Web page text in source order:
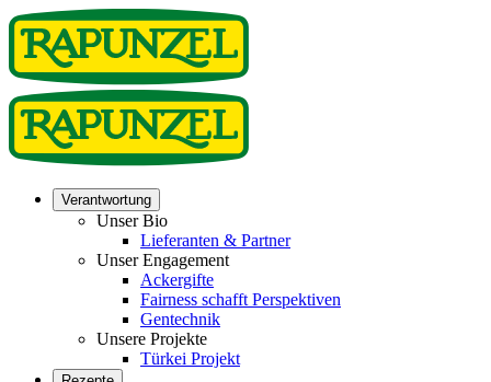
Verantwortung
Unser Bio
Lieferanten & Partner
Unser Engagement
Ackergifte
Fairness schafft Perspektiven
Gentechnik
Unsere Projekte
Türkei Projekt